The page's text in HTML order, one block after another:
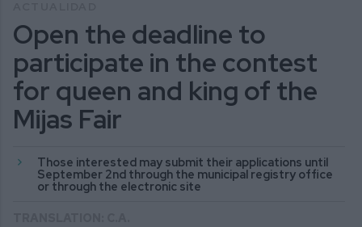
Open the deadline to
participate in the contest
for queen and king of the
Mijas Fair
Those interested may submit their applications until
September 2nd through the municipal registry office
or through the electronic site